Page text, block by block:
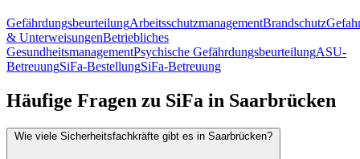
GefährdungsbeurteilungArbeitsschutzmanagementBrandschutz
& UnterweisungenBetriebliches
GesundheitsmanagementPsychische GefährdungsbeurteilungASU-
BetreuungSiFa-BestellungSiFa-Betreuung
Häufige Fragen zu SiFa in Saarbrücken